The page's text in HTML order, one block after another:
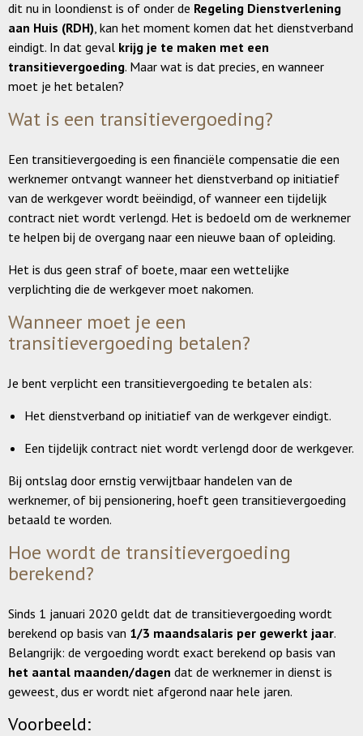
dit nu in loondienst is of onder de Regeling Dienstverlening
aan Huis (RDH) , kan het moment komen dat het dienstverband
eindigt. In dat geval krijg je te maken met een
transitievergoeding. Maar wat is dat precies, en wanneer
moet je het betalen?
Wat is een transitievergoeding?
Een transitievergoeding is een financiële compensatie die een
werknemer ontvangt wanneer het dienstverband op initiatief
van de werkgever wordt beëindigd, of wanneer een tijdelijk
contract niet wordt verlengd. Het is bedoeld om de werknemer
te helpen bij de overgang naar een nieuwe baan of opleiding.
Het is dus geen straf of boete, maar een wettelijke
verplichting die de werkgever moet nakomen.
Wanneer moet je een
transitievergoeding betalen?
Je bent verplicht een transitievergoeding te betalen als:
Het dienstverband op initiatief van de werkgever eindigt.
Een tijdelijk contract niet wordt verlengd door de werkgever.
Bij ontslag door ernstig verwijtbaar handelen van de
werknemer, of bij pensionering, hoeft geen transitievergoeding
betaald te worden.
Hoe wordt de transitievergoeding
berekend?
Sinds 1 januari 2020 geldt dat de transitievergoeding wordt
berekend op basis van 1/3 maandsalaris per gewerkt jaar.
Belangrijk: de vergoeding wordt exact berekend op basis van
het aantal maanden/dagen dat de werknemer in dienst is
geweest, dus er wordt niet afgerond naar hele jaren.
Voorbeeld: